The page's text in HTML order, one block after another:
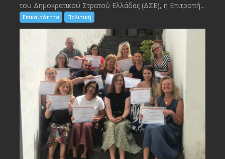
του Δημοκρατικού Στρατού Ελλάδας (ΔΣΕ), η Επιτροπή...
Επικαιρότητα Πολιτική